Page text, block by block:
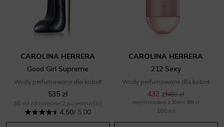
CAROLINA HERRERA
Good Girl Supreme
Wody perfumowane dla kobiet
535 zł
50 ml (dostępne 2 pojemności)
4.50/ 5.00
CAROLINA HERRERA
212 Sexy
Wody perfumowane dla kobiet
432 zł480 zł
Najniższa cena z 30 dni: 384 zł
100 ml